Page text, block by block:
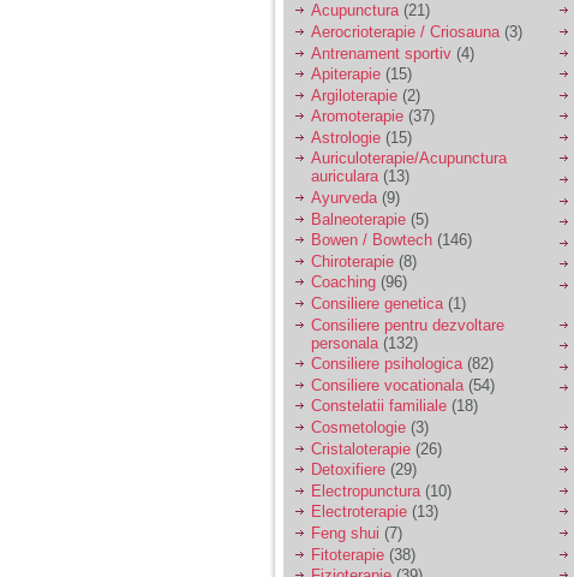
Ma aflu aici pentru ca
vreau sa stiu daca am
nevoie de un psiholog
sau psihiatru.
Sunt casatorita, am
31 de ani si un copil in
varsta de 2 ani care
mi-e lumina ochilor.
De ceva timp simt ca
mi s-a adunat
oboseala, o oboseala
cronica de care nu pot
scapa si simt ca din
cauza ei nu pot
controla nervii si
cateodata are copilul
de suferit.
Am o bariera peste
care nu pot trece:
prietena mea a ramas
insarcinata cu o fata.
Am fost de comun
acord sa facem un
copil, cu gandul ca e
baiat.
Acupunctura(21)
Aerocrioterapie / Criosauna (3)
Antrenament sportiv (4)
Apiterapie (15)
Argiloterapie (2)
Aromoterapie (37)
Astrologie (15)
Auriculoterapie/Acupunctura
auriculara(13)
Ayurveda(9)
Balneoterapie (5)
Bowen / Bowtech (146)
Chiroterapie (8)
Coaching (96)
Consiliere genetica(1)
Consiliere pentru dezvoltare
personala (132)
Consiliere psihologica(82)
Consiliere vocationala (54)
Constelatii familiale (18)
Cosmetologie (3)
Cristaloterapie (26)
Detoxifiere (29)
Electropunctura (10)
Electroterapie (13)
Feng shui (7)
Fitoterapie (38)